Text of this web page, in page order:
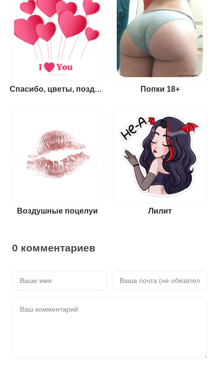
Спасибо, цветы, поздравления Попки 18+
Воздушные поцелуи Лилит
0 комментариев